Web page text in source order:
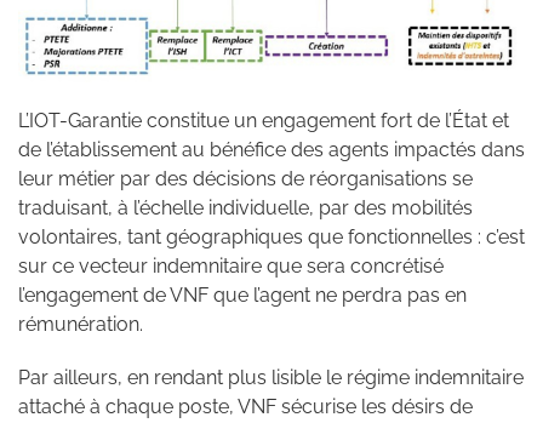
L’IOT-Garantie constitue un engagement fort de l’État et
de l’établissement au bénéfice des agents impactés dans
leur métier par des décisions de réorganisations se
traduisant, à l’échelle individuelle, par des mobilités
volontaires, tant géographiques que fonctionnelles : c’est
sur ce vecteur indemnitaire que sera concrétisé
l’engagement de VNF que l’agent ne perdra pas en
rémunération.
Par ailleurs, en rendant plus lisible le régime indemnitaire
attaché à chaque poste, VNF sécurise les désirs de